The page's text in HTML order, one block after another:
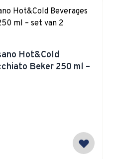
Hot&Cold
Beker 250 ml –